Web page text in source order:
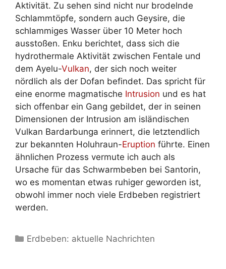
Aktivität. Zu sehen sind nicht nur brodelnde
Schlammtöpfe, sondern auch Geysire, die
schlammiges Wasser über 10 Meter hoch
ausstoßen. Enku berichtet, dass sich die
hydrothermale Aktivität zwischen Fentale und
dem Ayelu-Vulkan, der sich noch weiter
nördlich als der Dofan befindet. Das spricht für
eine enorme magmatische Intrusion und es hat
sich offenbar ein Gang gebildet, der in seinen
Dimensionen der Intrusion am isländischen
Vulkan Bardarbunga erinnert, die letztendlich
zur bekannten Holuhraun-Eruption führte. Einen
ähnlichen Prozess vermute ich auch als
Ursache für das Schwarmbeben bei Santorin,
wo es momentan etwas ruhiger geworden ist,
obwohl immer noch viele Erdbeben registriert
werden.
Kategorien
Erdbeben: aktuelle Nachrichten